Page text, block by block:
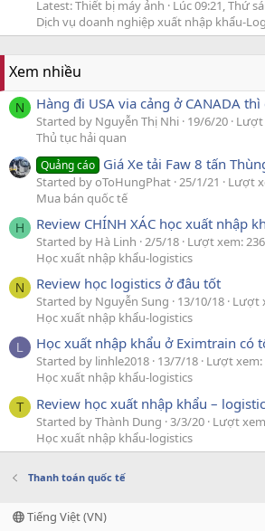
Latest: Thiết bị máy ảnh
Lúc 09:21, Thứ
Dịch vụ doanh nghiệp xuất nhập khẩu-
Xem nhiều
N Hàng đi USA via cảng ở CANADA
Started by Nguyễn Thị Nhi 19/6/20 Lượt
Thủ tục hải quan
Quảng cáo Giá Xe tải Faw 8 tấn
Started by oToHungPhat 25/1/21
Lượt
Mua bán quốc tế
H Review CHÍNH XÁC học xuất nhập
Started by Hà Linh 2/5/18 Lượt xem:
Học xuất nhập khẩu-logistics
N Review học logistics ở đâu tốt
Started by Nguyễn Sung 13/10/18 Lượt
Học xuất nhập khẩu-logistics
L Học xuất nhập khẩu ở Eximtrain có
Started by linhle2018 13/7/18 Lượt xem:
Học xuất nhập khẩu-logistics
T Review học xuất nhập khẩu –
Started by Thành Dung 3/3/20 Lượt
Học xuất nhập khẩu-logistics
Thanh toán quốc tế
Tiếng Việt (VN)